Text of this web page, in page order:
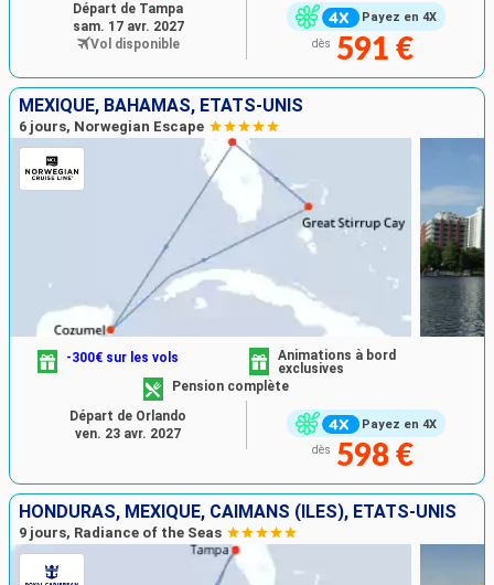
Payez en 4X
dès 591 €
Départ de Tampa
sam. 17 avr. 2027
Vol disponible
MEXIQUE, BAHAMAS, ÉTATS-UNIS
6 jours, Norwegian Escape
Payez en 4X
-300€ sur les vols
Animations à bord
exclusives
Pension complète
dès 598 €
Départ de Orlando
ven. 23 avr. 2027
HONDURAS, MEXIQUE, CAÏMANS (ÎLES), ÉTATS-UNIS
9 jours, Radiance of the Seas